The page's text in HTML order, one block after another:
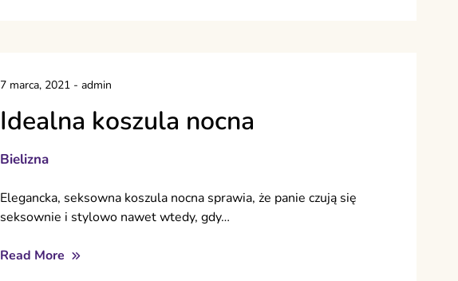
7 marca, 2021- admin
Idealna koszula nocna
Bielizna
Elegancka, seksowna koszula nocna sprawia, że panie czują się
seksownie i stylowo nawet wtedy, gdy…
Read More